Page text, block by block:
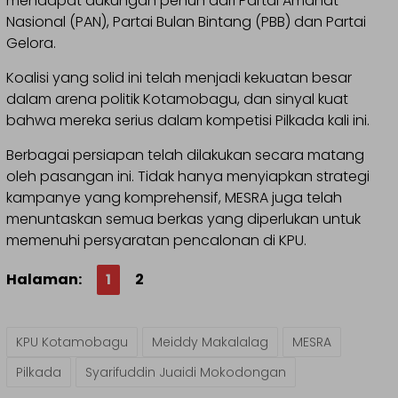
Nasional (PAN), Partai Bulan Bintang (PBB) dan Partai
Gelora.
Koalisi yang solid ini telah menjadi kekuatan besar
dalam arena politik Kotamobagu, dan sinyal kuat
bahwa mereka serius dalam kompetisi Pilkada kali ini.
Berbagai persiapan telah dilakukan secara matang
oleh pasangan ini. Tidak hanya menyiapkan strategi
kampanye yang komprehensif, MESRA juga telah
menuntaskan semua berkas yang diperlukan untuk
memenuhi persyaratan pencalonan di KPU.
Halaman:
1 2
KPU Kotamobagu Meiddy Makalalag
MESRA
Pilkada
Syarifuddin Juaidi Mokodongan